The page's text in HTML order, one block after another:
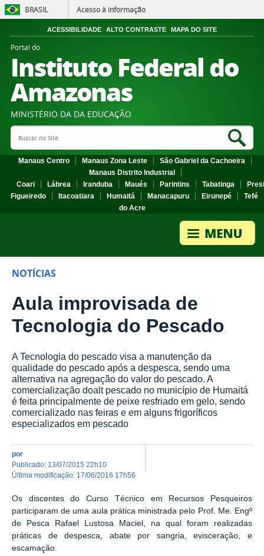
BRASIL Acesso à informação
ACESSIBILIDADE ALTO CONTRASTE MAPA DO SITE
Portal do
Instituto Federal do
Amazonas
MINISTÉRIO DA DA EDUCAÇÃO
Search Site
Manaus Centro Manaus Zona Leste
São Gabriel da Cachoeira
Manaus Distrito Industrial
Coari
Lábrea Iranduba Maués Parintins Tabatinga
Figueiredo
Itacoatiara Humaitá Manacapuru Eirunepé
Tefé
do Acre
NOTÍCIAS
Aula improvisada de
Tecnologia do Pescado
A Tecnologia do pescado visa a manutenção da
qualidade do pescado após a despesca, sendo uma
alternativa na agregação do valor do pescado. A
comercialização doalt pescado no município de Humaitá
é feita principalmente de peixe resfriado em gelo, sendo
comercializado nas feiras e em alguns frigoríficos
especializados em pescado
por
publicado: 13/07/2015 22h10
última modificação: 17/06/2016 17h56
Os discentes do Curso Técnico em Recursos Pesqueiros
participaram de uma aula prática ministrada pelo Prof. Me. Engº
de Pesca Rafael Lustosa Maciel, na qual foram realizadas
práticas de despesca, abate por sangria, evisceração, e
escamação.